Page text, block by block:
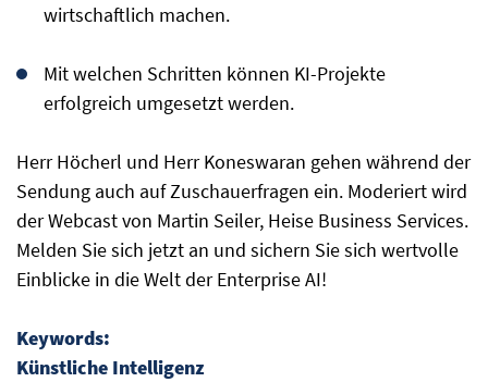
wirtschaftlich machen.
Mit welchen Schritten können KI-Projekte
erfolgreich umgesetzt werden.
Herr Höcherl und Herr Koneswaran gehen während der
Sendung auch auf Zuschauerfragen ein. Moderiert wird
der Webcast von Martin Seiler, Heise Business Services.
Melden Sie sich jetzt an und sichern Sie sich wertvolle
Einblicke in die Welt der Enterprise AI!
Keywords:
Künstliche Intelligenz